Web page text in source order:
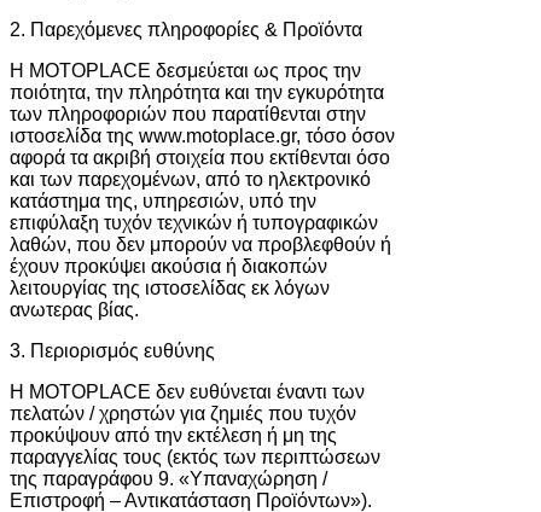
2. Παρεχόμενες πληροφορίες & Προϊόντα
H MOTOPLACE δεσμεύεται ως προς την
ποιότητα, την πληρότητα και την εγκυρότητα
των πληροφοριών που παρατίθενται στην
ιστοσελίδα της www.motoplace.gr, τόσο όσον
αφορά τα ακριβή στοιχεία που εκτίθενται όσο
και των παρεχομένων, από το ηλεκτρονικό
κατάστημα της, υπηρεσιών, υπό την
επιφύλαξη τυχόν τεχνικών ή τυπογραφικών
λαθών, που δεν μπορούν να προβλεφθούν ή
έχουν προκύψει ακούσια ή διακοπών
λειτουργίας της ιστοσελίδας εκ λόγων
ανωτερας βίας.
3. Περιορισμός ευθύνης
Η MOTOPLACE δεν ευθύνεται έναντι των
πελατών / χρηστών για ζημιές που τυχόν
προκύψουν από την εκτέλεση ή μη της
παραγγελίας τους (εκτός των περιπτώσεων
της παραγράφου 9. «Υπαναχώρηση /
Επιστροφή – Αντικατάσταση Προϊόντων»).